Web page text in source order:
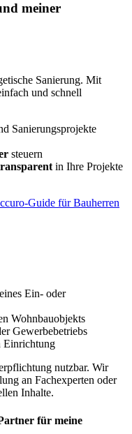
meiner
Sanierung. Mit
und schnell
Sanierungsprojekte
steuern
in Ihre Projekte
Guide für Bauherren
Ein- oder
Wohnbauobjekts
Gewerbebetriebs
Einrichtung
nutzbar. Wir
an Fachexperten oder
Inhalte.
für meine